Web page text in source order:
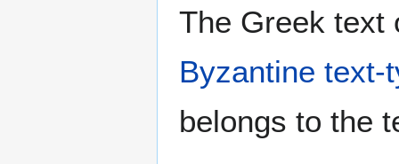
The Greek text
Byzantine text-
belongs to the